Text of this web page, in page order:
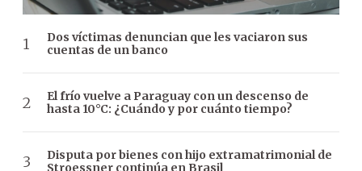
Dos víctimas denuncian que les vaciaron sus
cuentas de un banco
El frío vuelve a Paraguay con un descenso de
hasta 10°C: ¿Cuándo y por cuánto tiempo?
Disputa por bienes con hijo extramatrimonial de
Stroessner continúa en Brasil